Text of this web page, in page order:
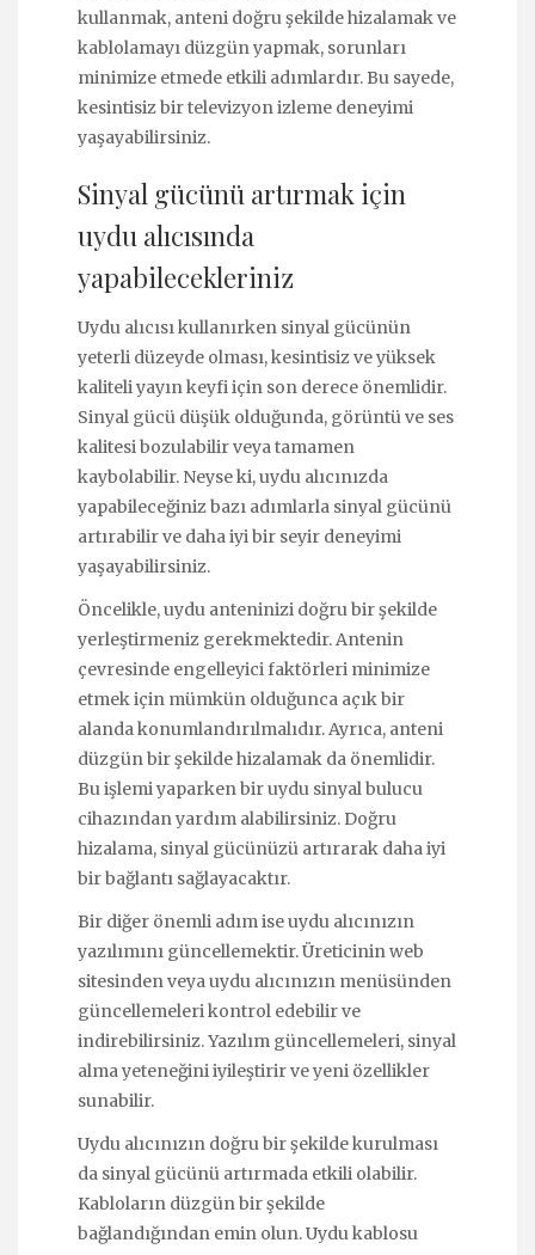
kullanmak, anteni doğru şekilde hizalamak ve
kablolamayı düzgün yapmak, sorunları
minimize etmede etkili adımlardır. Bu sayede,
kesintisiz bir televizyon izleme deneyimi
yaşayabilirsiniz.
Sinyal gücünü artırmak için
uydu alıcısında
yapabilecekleriniz
Uydu alıcısı kullanırken sinyal gücünün
yeterli düzeyde olması, kesintisiz ve yüksek
kaliteli yayın keyfi için son derece önemlidir.
Sinyal gücü düşük olduğunda, görüntü ve ses
kalitesi bozulabilir veya tamamen
kaybolabilir. Neyse ki, uydu alıcınızda
yapabileceğiniz bazı adımlarla sinyal gücünü
artırabilir ve daha iyi bir seyir deneyimi
yaşayabilirsiniz.
Öncelikle, uydu anteninizi doğru bir şekilde
yerleştirmeniz gerekmektedir. Antenin
çevresinde engelleyici faktörleri minimize
etmek için mümkün olduğunca açık bir
alanda konumlandırılmalıdır. Ayrıca, anteni
düzgün bir şekilde hizalamak da önemlidir.
Bu işlemi yaparken bir uydu sinyal bulucu
cihazından yardım alabilirsiniz. Doğru
hizalama, sinyal gücünüzü artırarak daha iyi
bir bağlantı sağlayacaktır.
Bir diğer önemli adım ise uydu alıcınızın
yazılımını güncellemektir. Üreticinin web
sitesinden veya uydu alıcınızın menüsünden
güncellemeleri kontrol edebilir ve
indirebilirsiniz. Yazılım güncellemeleri, sinyal
alma yeteneğini iyileştirir ve yeni özellikler
sunabilir.
Uydu alıcınızın doğru bir şekilde kurulması
da sinyal gücünü artırmada etkili olabilir.
Kabloların düzgün bir şekilde
bağlandığından emin olun. Uydu kablosu